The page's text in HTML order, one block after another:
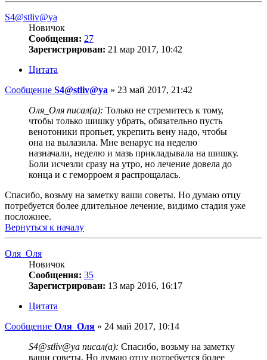
S4@stliv@ya
Новичок
Сообщения: 27
Зарегистрирован: 21 мар 2017, 10:42
Цитата
Сообщение S4@stliv@ya » 23 май 2017, 21:42
Оля_Оля писал(а): Только не стремитесь к тому,
чтобы только шишку убрать, обязательно пусть
венотоники пропьет, укрепить вену надо, чтобы
она на вылазила. Мне венарус на неделю
назначали, неделю и мазь прикладывала на шишку.
Боли исчезли сразу на утро, но лечение довела до
конца и с геморроем я распрощалась.
Спасибо, возьму на заметку ваши советы. Но думаю отцу
потребуется более длительное лечение, видимо стадия уже
посложнее.
Вернуться к началу
Оля_Оля
Новичок
Сообщения: 35
Зарегистрирован: 13 мар 2016, 16:17
Цитата
Сообщение Оля_Оля » 24 май 2017, 10:14
S4@stliv@ya писал(а): Спасибо, возьму на заметку
ваши советы. Но думаю отцу потребуется более